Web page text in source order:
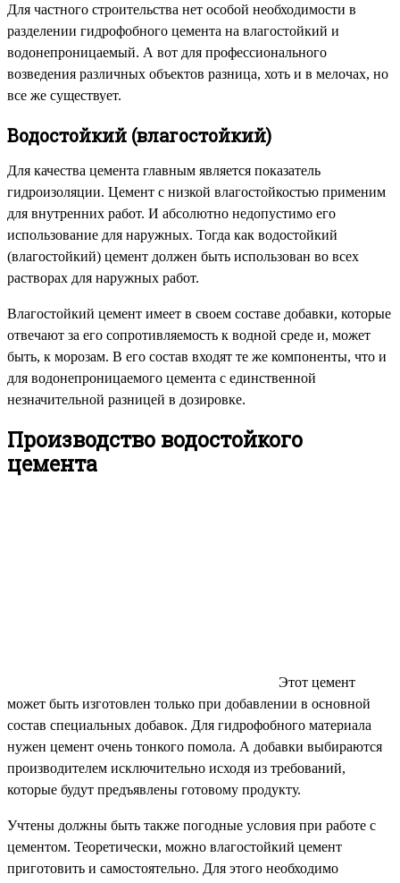
Для частного строительства нет особой необходимости в
разделении гидрофобного цемента на влагостойкий и
водонепроницаемый. А вот для профессионального
возведения различных объектов разница, хоть и в мелочах, но
все же существует.
Водостойкий (влагостойкий)
Для качества цемента главным является показатель
гидроизоляции. Цемент с низкой влагостойкостью применим
для внутренних работ. И абсолютно недопустимо его
использование для наружных. Тогда как водостойкий
(влагостойкий) цемент должен быть использован во всех
растворах для наружных работ.
Влагостойкий цемент имеет в своем составе добавки, которые
отвечают за его сопротивляемость к водной среде и, может
быть, к морозам. В его состав входят те же компоненты, что и
для водонепроницаемого цемента с единственной
незначительной разницей в дозировке.
Производство водостойкого
цемента
Этот цемент
может быть изготовлен только при добавлении в основной
состав специальных добавок. Для гидрофобного материала
нужен цемент очень тонкого помола. А добавки выбираются
производителем исключительно исходя из требований,
которые будут предъявлены готовому продукту.
Учтены должны быть также погодные условия при работе с
цементом. Теоретически, можно влагостойкий цемент
приготовить и самостоятельно. Для этого необходимо